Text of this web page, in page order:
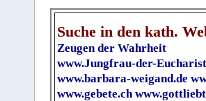
Suche in den kath.
Zeugen der Wahrheit
www.Jungfrau-der-
www.barbara-weigand.de
www.gebete.ch